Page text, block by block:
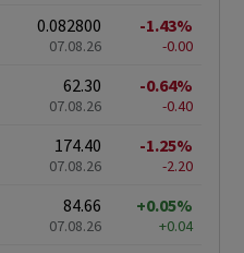
0.082800
07.08.26
-1.43%
-0.00
62.30
07.08.26
-0.64%
-0.40
174.40
07.08.26
-1.25%
-2.20
84.66
07.08.26
+0.05%
+0.04